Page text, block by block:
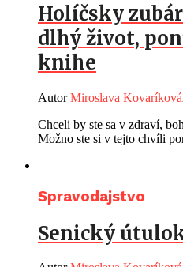
Holíčsky
dlhý život,
knihe
AutorMiroslava Kovaríková
Chceli by ste sa v zdraví,
Možno ste si v tejto chvíli
Spravodajstvo
Senický